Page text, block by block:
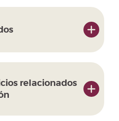
relacionados